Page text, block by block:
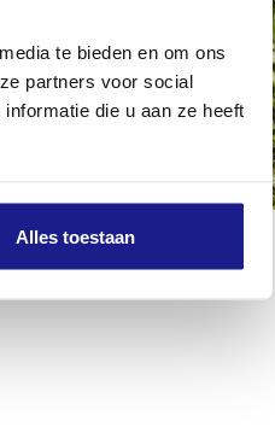
te bieden en om ons
partners voor social
die u aan ze heeft
Alles toestaan